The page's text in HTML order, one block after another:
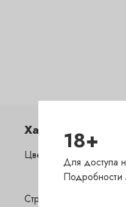
Характеристики
Цвет
Страна
18+
Для доступа
Подробности